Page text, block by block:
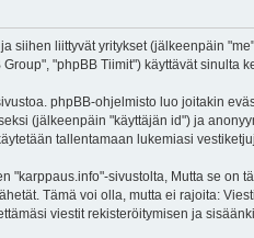
siihen liittyvät yritykset (jälkeenpäin
"phpBB Tiimit") käyttävät sinulta
phpBB-ohjelmisto luo joitakin
(jälkeenpäin "käyttäjän id") ja
tallentamaan lukemiasi
"karppaus.info"-sivustolta, Mutta se
Tämä voi olla, mutta ei rajoita:
viestit rekisteröitymisen ja